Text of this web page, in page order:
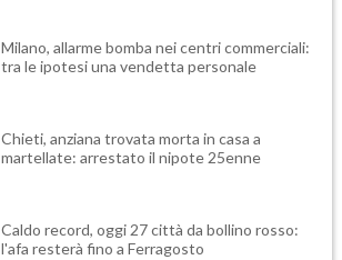
Milano, allarme bomba nei centri commerciali:
tra le ipotesi una vendetta personale
Chieti, anziana trovata morta in casa a
martellate: arrestato il nipote 25enne
Caldo record, oggi 27 città da bollino rosso:
l'afa resterà fino a Ferragosto